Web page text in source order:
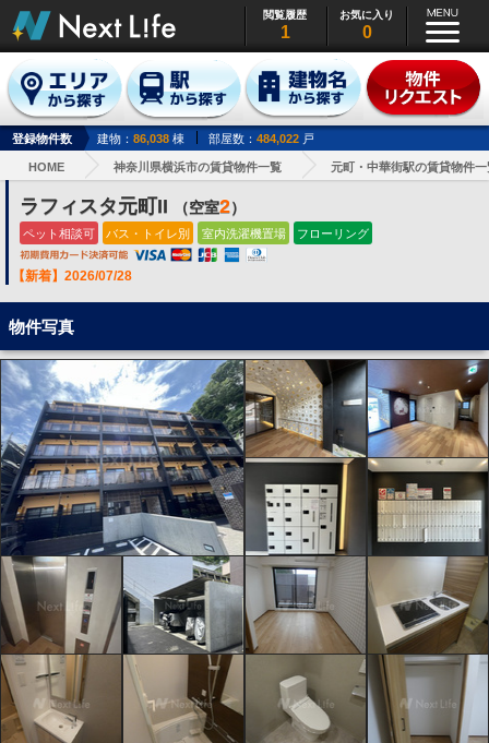
閲覧履歴
1
お気に入り
0
登録物件数 建物： 86,038 棟 部屋数： 484,022 戸
HOME 神奈川県横浜市の賃貸物件一覧 元町・中華街駅の賃貸物件一
ラフィスタ元町II （空室2）
ペット相談可 バス・トイレ別 室内洗濯機置場 フローリング
【新着】2026/07/28
物件写真